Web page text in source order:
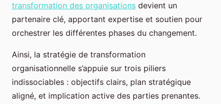
transformation des organisations devient un
partenaire clé, apportant expertise et soutien pour
orchestrer les différentes phases du changement.
Ainsi, la stratégie de transformation
organisationnelle s’appuie sur trois piliers
indissociables : objectifs clairs, plan stratégique
aligné, et implication active des parties prenantes.